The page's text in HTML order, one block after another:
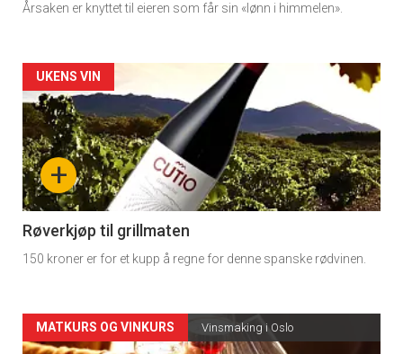
Årsaken er knyttet til eieren som får sin «lønn i himmelen».
Forsiden
akkurat
nå
-
4
+
UKENS VIN
Røverkjøp til grillmaten
150 kroner er for et kupp å regne for denne spanske rødvinen.
Forsiden
MATKURS OG VINKURS Vinsmaking i Oslo